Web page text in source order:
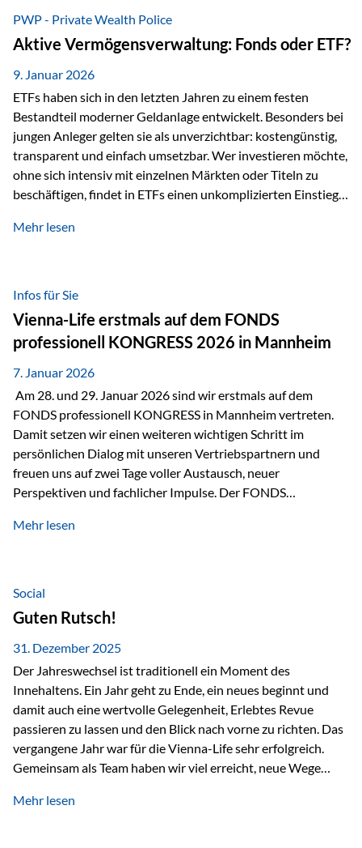
Inflationsrobustheit und Stabilisierung – eingebettet in eine
liechtensteinische Versicherungsstruktur. Die
Sicherheitsarchitektur: Liechtenstein als Strukturprinzip Die
Private Wealth Police positioniert sich mit einer dreistufigen
Sicherheitsarchitektur, die auf mehreren Ebenen ansetzt:
Stufe 1: Versicherer-Ebene • Versicherung mit…
PWP - Private Wealth Police
Aktive Vermögensverwaltung: Fonds oder ETF?
9. Januar 2026
ETFs haben sich in den letzten Jahren zu einem festen
Bestandteil moderner Geldanlage entwickelt. Besonders bei
jungen Anleger gelten sie als unverzichtbar: kostengünstig,
transparent und einfach umsetzbar. Wer investieren möchte,
ohne sich intensiv mit einzelnen Märkten oder Titeln zu
beschäftigen, findet in ETFs einen unkomplizierten Einstieg
werden häufig kritisch betrachtet. Sie gelten als teurer,
Beide Ansätze haben ihre Berechtigung und ihre Stärken
entfalten sie oft gerade in Kombination. ETFs: Effizient, breit
gestreut und klar strukturiert…
Mehr lesen
Infos für Sie
Vienna-Life erstmals auf dem FONDS
professionell KONGRESS 2026 in Mannheim
7. Januar 2026
Am 28. und 29. Januar 2026 sind wir erstmals auf dem
FONDS professionell KONGRESS in Mannheim vertreten.
Damit setzen wir einen weiteren wichtigen Schritt im
persönlichen Dialog mit unseren Vertriebspartnern und
freuen uns auf zwei Tage voller Austausch, neuer
Perspektiven und fachlicher Impulse. Der FONDS
Branchentreffen für Finanz- und Versicherungsprofis im
Vermögensstrukturierung und Nachfolgeplanung
gemeinsam zu diskutieren. Persönlich für Sie vor Ort An
beiden Kongresstagen stehen Ihnen Maximilian
Fichtenbauer, Dirk…
Mehr lesen
Social
Guten Rutsch!
31. Dezember 2025
Der Jahreswechsel ist traditionell ein Moment des
Innehaltens. Ein Jahr geht zu Ende, ein neues beginnt und
damit auch eine wertvolle Gelegenheit, Erlebtes Revue
passieren zu lassen und den Blick nach vorne zu richten. Das
vergangene Jahr war für die Vienna-Life sehr erfolgreich.
Gemeinsam als Team haben wir viel erreicht, neue Wege
Veranstaltungen wie der Schnifisschnauf, aber auch unsere
Mehr lesen